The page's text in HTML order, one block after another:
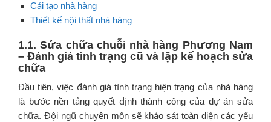
Cải tạo nhà hàng
Thiết kế nội thất nhà hàng
1.1. Sửa chữa chuỗi nhà hàng Phương Nam
– Đánh giá tình trạng cũ và lập kế hoạch sửa
chữa
Đầu tiên, việc đánh giá tình trạng hiện trạng của nhà hàng
là bước nền tảng quyết định thành công của dự án sửa
chữa. Đội ngũ chuyên môn sẽ khảo sát toàn diện các yếu